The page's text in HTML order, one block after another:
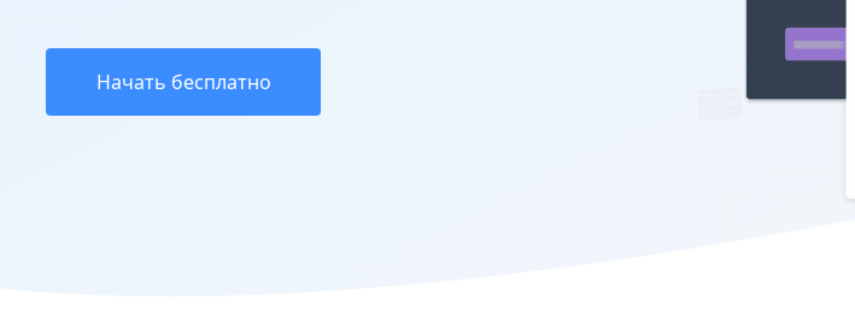
Начать бесплатно